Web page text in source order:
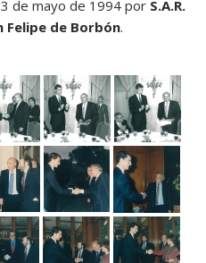
de mayo de 1994 por S.A.R.
Felipe de Borbón.